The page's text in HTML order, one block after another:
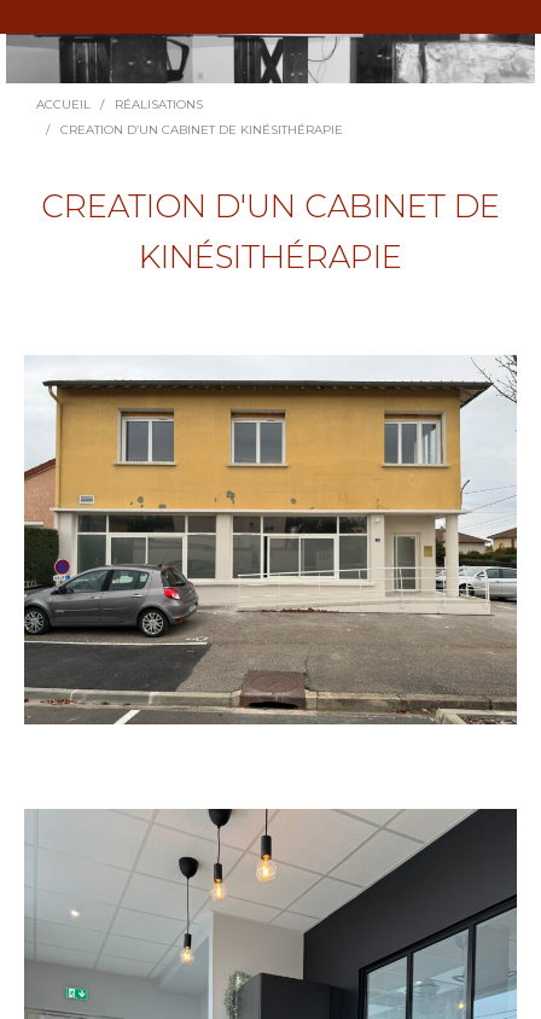
Vous êtes ici :
ACCUEIL
RÉALISATIONS
CREATION D’UN CABINET DE KINÉSITHÉRAPIE
CREATION D'UN CABINET DE
KINÉSITHÉRAPIE